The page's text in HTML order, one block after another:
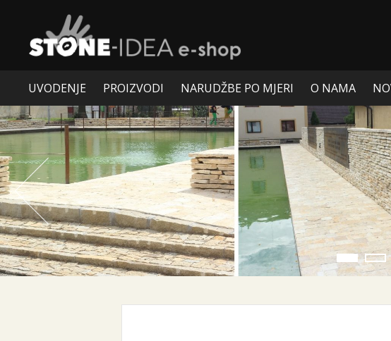
UVODENJE PROIZVODI NARUDŽBE PO MJERI O NAMA
Prev